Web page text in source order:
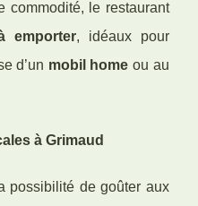
commodité, le restaurant
emporter, idéaux pour
d’un mobil home ou au
à Grimaud
possibilité de goûter aux